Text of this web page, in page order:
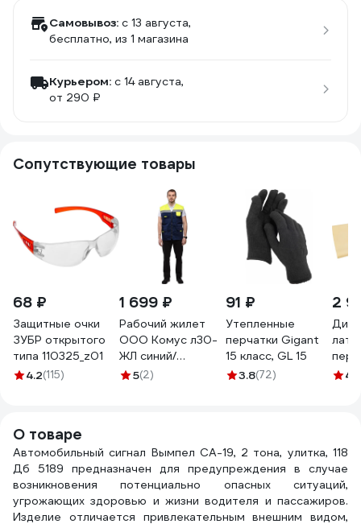
Самовывоз: c 13 августа,
бесплатно, из 1 магазина
Курьером: c 14 августа,
от 290 ₽
Сопутствующие товары
68 ₽
Защитные очки
ЗУБР открытого
типа 110325_z01
4.2(115)
1 699 ₽
Рабочий жилет
ООО Комус л30-
ЖЛ синий/
лимонный, р.52-
5(2)
91 ₽
Утепленные
перчатки Gigant
15 класс, GL 15
3.8(72)
2
ш, 34.7
О товаре
Автомобильный сигнал Вымпел СА-19, 2 тона, улитка, 118
Дб 5189 предназначен для предупреждения в случае
возникновения потенциально опасных ситуаций,
угрожающих здоровью и жизни водителя и пассажиров.
Изделие отличается привлекательным внешним видом,